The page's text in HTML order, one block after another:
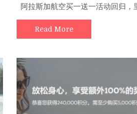
择？
拉
斯
加
航
一
活
阿拉斯加航空买一送一活动回归，
Read More